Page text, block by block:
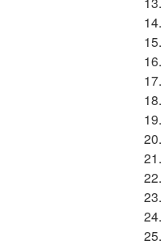
14.
15.
16.
17.
18.
19.
20.
21.
22.
23.
24.
25.